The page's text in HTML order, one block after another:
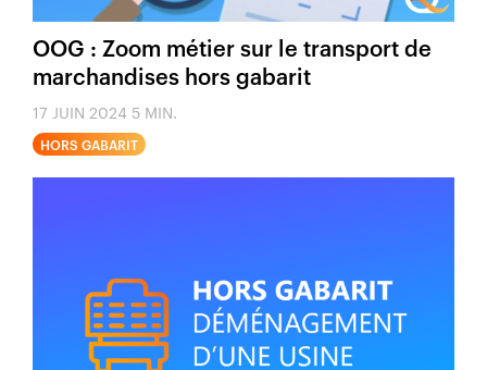
OOG : Zoom métier sur le transport de
marchandises hors gabarit
17 JUIN 2024 5 MIN.
HORS GABARIT